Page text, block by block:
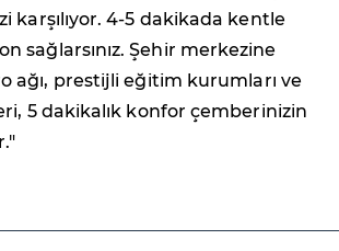
karşılıyor. 4-5 dakikada kentle
sağlarsınız. Şehir merkezine
ağı, prestijli eğitim kurumları ve
5 dakikalık konfor çemberinizin